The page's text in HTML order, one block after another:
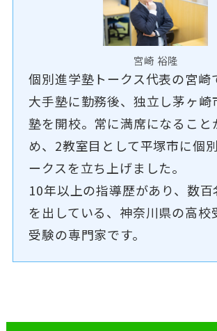
宮崎 裕隆
個別進学塾トークス代表の宮崎
大手塾に勤務後、独立し茅ヶ崎
塾を開校。常に満席になること
め、2教室目として平塚市に個
ークスを立ち上げました。
10年以上の指導歴があり、数
を出している、神奈川県の高校
受験の専門家です。